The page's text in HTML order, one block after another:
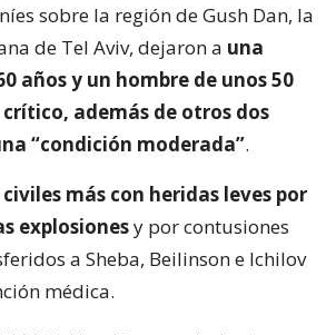
sobre la región de Gush Dan, la
de Tel Aviv, dejaron a una
años y un hombre de unos 50
además de otros dos
“condición moderada”.
más con heridas leves por
explosionesy por contusiones
a Sheba, Beilinson e Ichilov
médica.